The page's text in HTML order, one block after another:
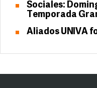
Sociales:
Temporada
Aliados UNIVA